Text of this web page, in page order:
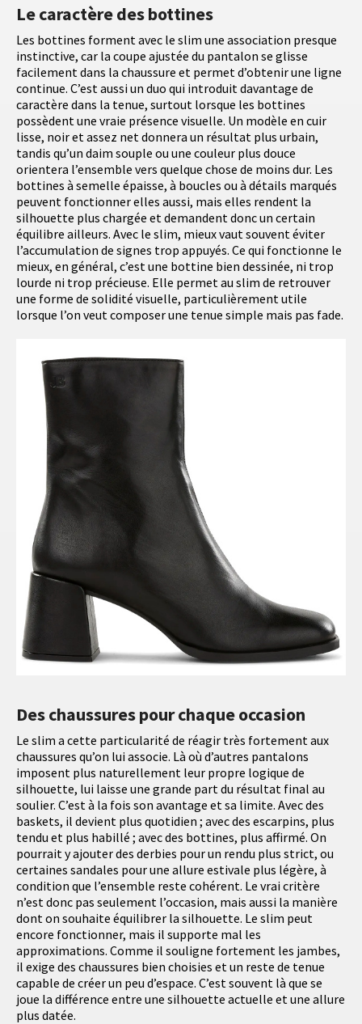
Le caractère des bottines
Les bottines forment avec le slim une association presque
instinctive, car la coupe ajustée du pantalon se glisse
facilement dans la chaussure et permet d’obtenir une ligne
continue. C’est aussi un duo qui introduit davantage de
caractère dans la tenue, surtout lorsque les bottines
possèdent une vraie présence visuelle. Un modèle en cuir
lisse, noir et assez net donnera un résultat plus urbain,
tandis qu’un daim souple ou une couleur plus douce
orientera l’ensemble vers quelque chose de moins dur. Les
bottines à semelle épaisse, à boucles ou à détails marqués
peuvent fonctionner elles aussi, mais elles rendent la
silhouette plus chargée et demandent donc un certain
équilibre ailleurs. Avec le slim, mieux vaut souvent éviter
l’accumulation de signes trop appuyés. Ce qui fonctionne le
mieux, en général, c’est une bottine bien dessinée, ni trop
lourde ni trop précieuse. Elle permet au slim de retrouver
une forme de solidité visuelle, particulièrement utile
lorsque l’on veut composer une tenue simple mais pas fade.
Des chaussures pour chaque occasion
Le slim a cette particularité de réagir très fortement aux
chaussures qu’on lui associe. Là où d’autres pantalons
imposent plus naturellement leur propre logique de
silhouette, lui laisse une grande part du résultat final au
soulier. C’est à la fois son avantage et sa limite. Avec des
baskets, il devient plus quotidien ; avec des escarpins, plus
tendu et plus habillé ; avec des bottines, plus affirmé. On
pourrait y ajouter des derbies pour un rendu plus strict, ou
certaines sandales pour une allure estivale plus légère, à
condition que l’ensemble reste cohérent. Le vrai critère
n’est donc pas seulement l’occasion, mais aussi la manière
dont on souhaite équilibrer la silhouette. Le slim peut
encore fonctionner, mais il supporte mal les
approximations. Comme il souligne fortement les jambes,
il exige des chaussures bien choisies et un reste de tenue
capable de créer un peu d’espace. C’est souvent là que se
joue la différence entre une silhouette actuelle et une allure
plus datée.